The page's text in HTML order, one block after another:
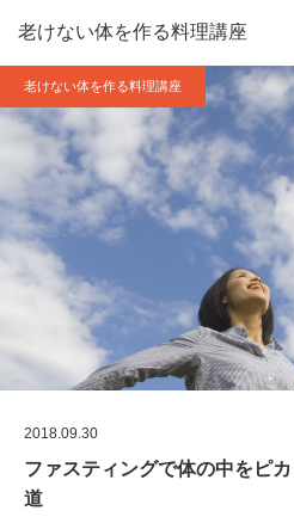
老けない体を作る料理講座
老けない体を作る料理講座
2018.09.30
ファスティングで体の中をピ
道